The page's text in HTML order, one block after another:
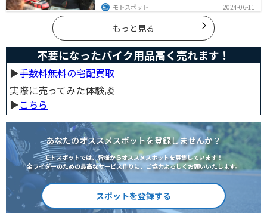
胸・背中・脚・腕など怪我のリスクが非常に高いです。
プロテクターをちゃんと付けていれば事故の致命傷の7
0%は防げると言われています。安全にバイクに乗るため
にプロテクターの種類やつけた方が良い部位などをまと
めました。
モトスポット 2024-06-11
もっと見る
不要になったバイク用品高く売れます！
▶︎手数料無料の宅配買取
実際に売ってみた体験談
▶︎こちら
あなたのオススメスポットを登録しませんか？
モトスポットでは、皆様からオススメスポットを募集しています！
全ライダーのための最高なサービス作りに、ご協力よろしくお願いいたします。
スポットを登録する